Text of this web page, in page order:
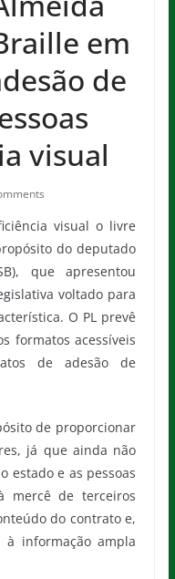
em
de
visual
visual o livre
do deputado
que apresentou
voltado para
O PL prevê
formatos acessíveis
de adesão de
de proporcionar
já que ainda não
estado e as pessoas
mercê de terceiros
do contrato e,
à informação ampla